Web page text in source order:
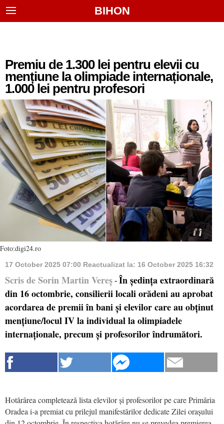
BIHON
Premiu de 1.300 lei pentru elevii cu
mențiune la olimpiade internaționale,
1.000 lei pentru profesori
Foto:digi24.ro
17 October 2025 07:00 Reactualizat la: 16 October 2025 16:32
Scris de Sorin Martin Vereș - În ședința extraordinară
din 16 octombrie, consilierii locali orădeni au aprobat
acordarea de premii în bani și elevilor care au obținut
mențiune/locul IV la individual la olimpiadele
internaționale, precum și profesorilor îndrumători.
Hotărârea completează lista elevilor și profesorilor pe care Primăria
Oradea i-a premiat cu prilejul manifestărilor dedicate Zilei orașului